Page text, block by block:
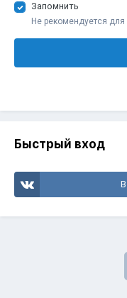
Запомнить
Не рекомендуется
Быстрый вход